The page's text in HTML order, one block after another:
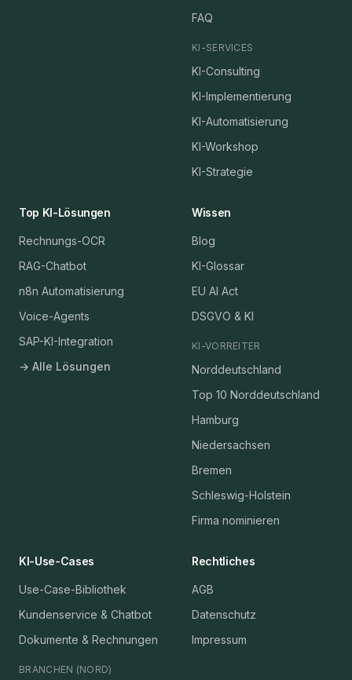
FAQ
KI-SERVICES
KI-Consulting
KI-Implementierung
KI-Automatisierung
KI-Workshop
KI-Strategie
Top KI-Lösungen
Rechnungs-OCR
RAG-Chatbot
n8n Automatisierung
Voice-Agents
SAP-KI-Integration
→ Alle Lösungen
Wissen
Blog
KI-Glossar
EU AI Act
DSGVO & KI
KI-VORREITER
Norddeutschland
Top 10 Norddeutschland
Hamburg
Niedersachsen
Bremen
Schleswig-Holstein
Firma nominieren
KI-Use-Cases
Use-Case-Bibliothek
Kundenservice & Chatbot
Dokumente & Rechnungen
BRANCHEN (NORD)
Rechtliches
AGB
Datenschutz
Impressum